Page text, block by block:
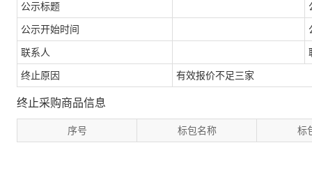
公示标题
公示开始时间
联系人
终止原因 有效报价不足三家
终止采购商品信息
序号 标包名称 标